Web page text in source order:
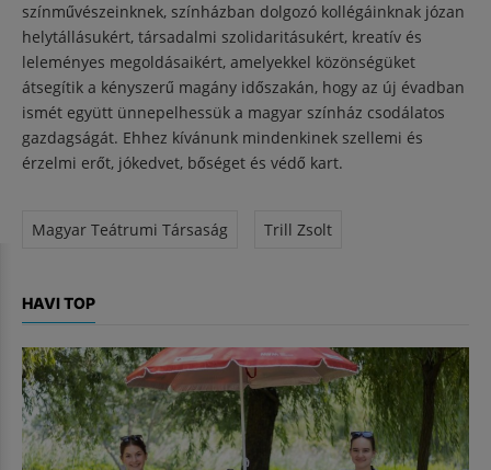
színművészeinknek, színházban dolgozó kollégáinknak józan
helytállásukért, társadalmi szolidaritásukért, kreatív és
leleményes megoldásaikért, amelyekkel közönségüket
átsegítik a kényszerű magány időszakán, hogy az új évadban
ismét együtt ünnepelhessük a magyar színház csodálatos
gazdagságát. Ehhez kívánunk mindenkinek szellemi és
érzelmi erőt, jókedvet, bőséget és védő kart.
Magyar Teátrumi Társaság Trill Zsolt
HAVI TOP